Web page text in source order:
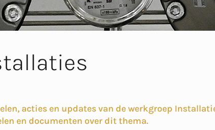
acties en updates van de werkgroep
en documenten over dit thema.